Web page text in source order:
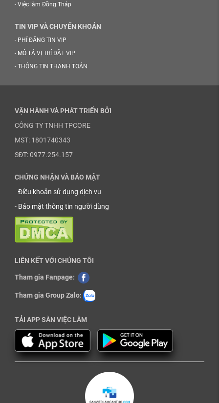
- Việc làm Đồng Tháp
TIN VIP VÀ CHUYỂN KHOẢN
- PHÍ ĐĂNG TIN VIP
- MÔ TẢ VỊ TRÍ ĐẶT VIP
- THÔNG TIN THANH TOÁN
VẬN HÀNH VÀ PHÁT TRIỂN BỞI
CÔNG TY TNHH TPCORE
MST: 1801740343
SĐT: 0977.254.157
CHỨNG NHẬN VÀ BẢO MẬT
-Điều khoản sử dụng dịch vụ
- Bảo mật thông tin người dùng
LIÊN KẾT VỚI CHÚNG TÔI
Tham gia Fanpage:
Tham gia Group Zalo:
TẢI APP SÀN VIỆC LÀM